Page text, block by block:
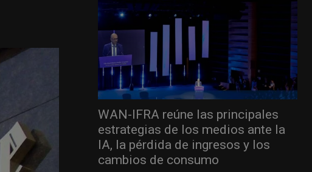
WAN-IFRA reúne las principales
estrategias de los medios ante la
IA, la pérdida de ingresos y los
cambios de consumo